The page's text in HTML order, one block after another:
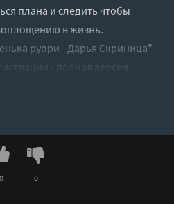
плана и следить чтобы
в жизнь.
руори - Дарья Скриница"
- полная версия
0 0